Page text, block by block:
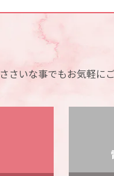
ささいな事でもお気軽に